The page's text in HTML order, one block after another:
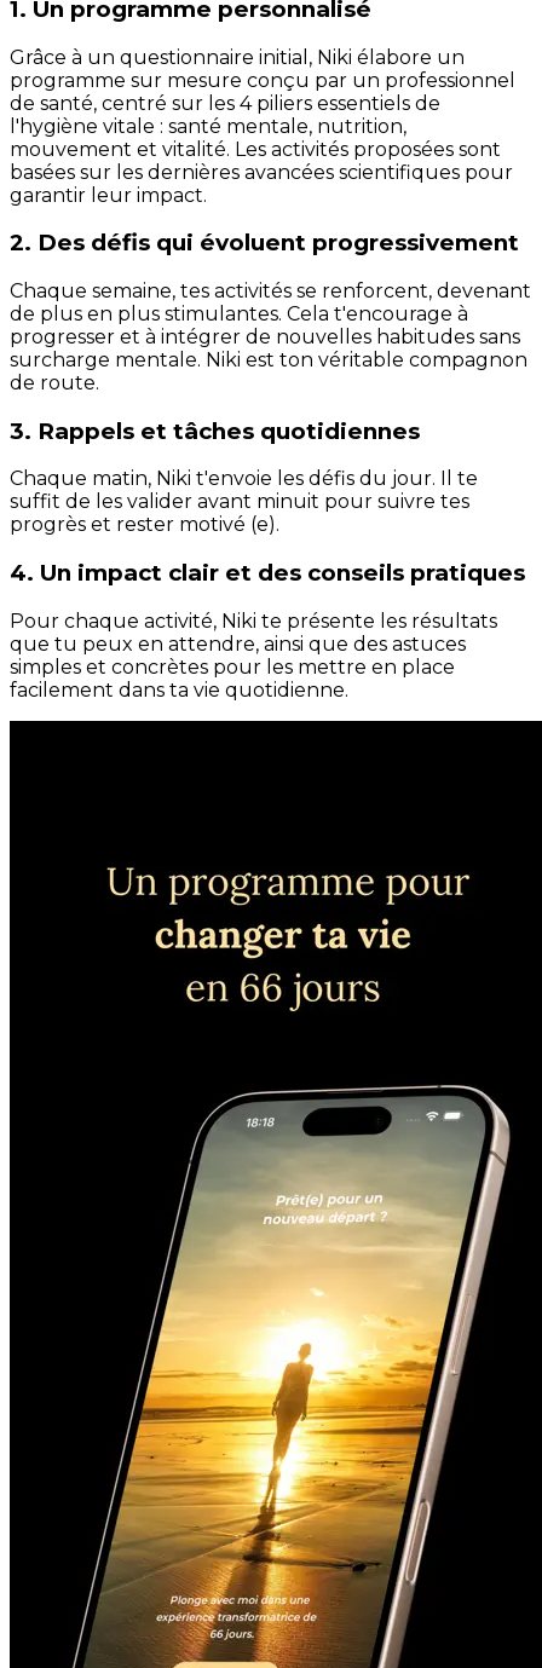
1. Un programme personnalisé
Grâce à un questionnaire initial, Niki élabore un
programme sur mesure conçu par un professionnel
de santé, centré sur les 4 piliers essentiels de
l'hygiène vitale : santé mentale, nutrition,
mouvement et vitalité. Les activités proposées sont
basées sur les dernières avancées scientifiques pour
garantir leur impact.
2. Des défis qui évoluent progressivement
Chaque semaine, tes activités se renforcent, devenant
de plus en plus stimulantes. Cela t'encourage à
progresser et à intégrer de nouvelles habitudes sans
surcharge mentale. Niki est ton véritable compagnon
de route.
3. Rappels et tâches quotidiennes
Chaque matin, Niki t'envoie les défis du jour. Il te
suffit de les valider avant minuit pour suivre tes
progrès et rester motivé (e).
4. Un impact clair et des conseils pratiques
Pour chaque activité, Niki te présente les résultats
que tu peux en attendre, ainsi que des astuces
simples et concrètes pour les mettre en place
facilement dans ta vie quotidienne.